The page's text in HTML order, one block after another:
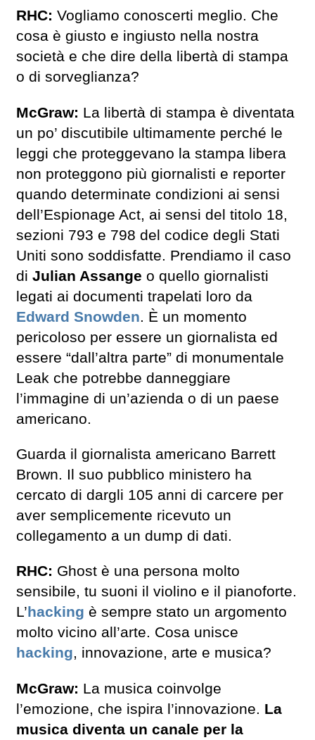
RHC: Vogliamo conoscerti meglio. Che
cosa è giusto e ingiusto nella nostra
società e che dire della libertà di stampa
o di sorveglianza?
McGraw: La libertà di stampa è diventata
un po’ discutibile ultimamente perché le
leggi che proteggevano la stampa libera
non proteggono più giornalisti e reporter
quando determinate condizioni ai sensi
dell’Espionage Act, ai sensi del titolo 18,
sezioni 793 e 798 del codice degli Stati
Uniti sono soddisfatte. Prendiamo il caso
di Julian Assange o quello giornalisti
legati ai documenti trapelati loro da
Edward Snowden. È un momento
pericoloso per essere un giornalista ed
essere “dall’altra parte” di monumentale
Leak che potrebbe danneggiare
l’immagine di un’azienda o di un paese
americano.
Guarda il giornalista americano Barrett
Brown. Il suo pubblico ministero ha
cercato di dargli 105 anni di carcere per
aver semplicemente ricevuto un
collegamento a un dump di dati.
RHC: Ghost è una persona molto
sensibile, tu suoni il violino e il pianoforte.
L’ hacking è sempre stato un argomento
molto vicino all’arte. Cosa unisce
hacking, innovazione, arte e musica?
McGraw: La musica coinvolge
l’emozione, che ispira l’innovazione. La
musica diventa un canale per la